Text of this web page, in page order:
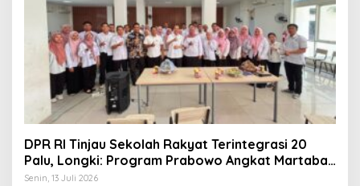
DPR RI Tinjau Sekolah Rakyat Terintegrasi 20
Palu, Longki: Program Prabowo Angkat Martabat
Anak Miskin
Senin, 13 Juli 2026